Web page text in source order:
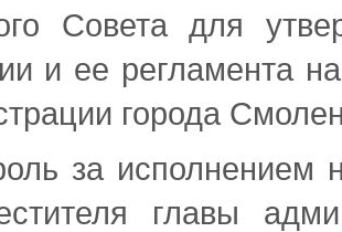
Совета для
и ее регламента
города
за исполнением
главы